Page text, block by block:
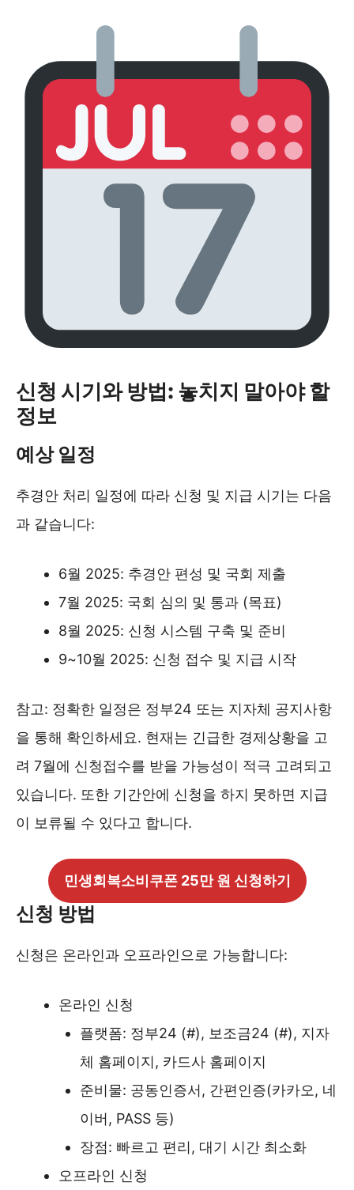
신청 시기와 방법: 놓치지 말아야 할
정보
예상 일정
추경안 처리 일정에 따라 신청 및 지급 시기는 다음
과 같습니다:
6월 2025: 추경안 편성 및 국회 제출
7월 2025: 국회 심의 및 통과 (목표)
8월 2025: 신청 시스템 구축 및 준비
9~10월 2025: 신청 접수 및 지급 시작
참고: 정확한 일정은 정부24 또는 지자체 공지사항
을 통해 확인하세요. 현재는 긴급한 경제상황을 고
려 7월에 신청접수를 받을 가능성이 적극 고려되고
있습니다. 또한 기간안에 신청을 하지 못하면 지급
이 보류될 수 있다고 합니다.
민생회복소비쿠폰 25만 원 신청하기
신청 방법
신청은 온라인과 오프라인으로 가능합니다:
온라인 신청
플랫폼: 정부24 (#), 보조금24 (#), 지자
체 홈페이지, 카드사 홈페이지
준비물: 공동인증서, 간편인증(카카오, 네
이버, PASS 등)
장점: 빠르고 편리, 대기 시간 최소화
오프라인 신청